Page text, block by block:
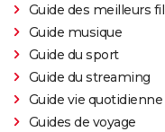
Guide des meilleurs
Guide musique
Guide du sport
Guide du streaming
Guide vie quotidienne
Guides de voyage